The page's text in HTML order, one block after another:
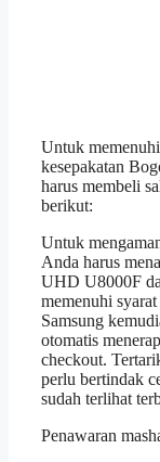
Untuk
kesepakatan
harus membeli
berikut:
Untuk
Anda harus
UHD U8000F
memenuhi
Samsung
otomatis
checkout.
perlu bertindak
sudah terlihat
Penawaran